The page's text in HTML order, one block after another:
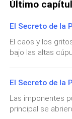
Bianca soltó un
llenaba el
cada minuto
inteligente;
hasta el último
ellos tenían el
Último
El caos y los
bajo las altas
el altar principal,
ellos mismos
permanecían
ensordecedor de
Las imponentes
principal se